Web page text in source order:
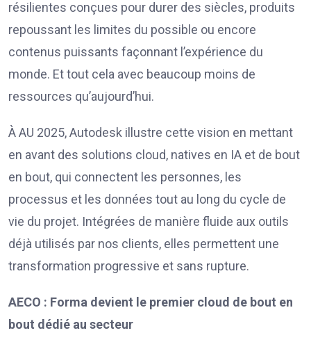
résilientes conçues pour durer des siècles, produits
repoussant les limites du possible ou encore
contenus puissants façonnant l’expérience du
monde. Et tout cela avec beaucoup moins de
ressources qu’aujourd’hui.
À AU 2025, Autodesk illustre cette vision en mettant
en avant des solutions cloud, natives en IA et de bout
en bout, qui connectent les personnes, les
processus et les données tout au long du cycle de
vie du projet. Intégrées de manière fluide aux outils
déjà utilisés par nos clients, elles permettent une
transformation progressive et sans rupture.
AECO : Forma devient le premier cloud de bout en
bout dédié au secteur